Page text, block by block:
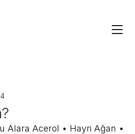
Alara Acerol • Hayri Ağan •